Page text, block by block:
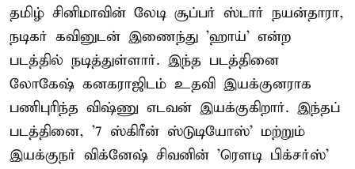
தமிழ் சினிமாவின் லேடி சூப்பர் ஸ்டார் நயன்தாரா,
நடிகர் கவினுடன் இணைந்து 'ஹாய்' என்ற
படத்தில் நடித்துள்ளார். இந்த படத்தினை
லோகேஷ் கனகராஜிடம் உதவி இயக்குனராக
பணிபுரிந்த விஷ்ணு எடவன் இயக்குகிறார். இந்தப்
படத்தினை, '7 ஸ்கிரீன் ஸ்டுடியோஸ்' மற்றும்
இயக்குநர் விக்னேஷ் சிவனின் 'ரௌடி பிக்சர்ஸ்'